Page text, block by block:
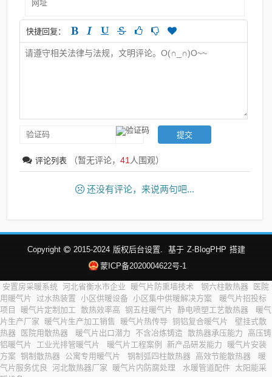
快捷回复：
评论列表 （暂无评论，41人围观）
还没有评论，来说两句吧...
Copyright 2015-2024 版权后台设置. 基于 Z-BlogPHP 搭建
蒙ICP备2020004622号-1
安置房采暖系统 河北省衡水市企业 暖气片防熏墙技术 钢六柱散热器
医院
用暖气片 过水热装置 小区供暖设备 小区集中供暖解决方案
暖气片招投标
项目
暖气片定制加工 散热效率高 钢五柱暖气片 静电喷塑工艺散热器
暖气
片生产厂家
暖气片生产加工销售 暖气片热传导 铜铝复合暖气片
壁挂式散
热器
医院用散热器 暖气片出口潜力 不含冶炼铸造 散热器承压能力
高压铸
铝暖气片
工业光排管暖气片 暖气片工程案例 新产品研发能力
暖气片安装
方案 钢制散热器 公寓专用暖气片 钢制弧四柱散热器 高效节能散热器
暖
气片服务优良
河北散热器厂家 暖气片内防腐处理 水暖管道配件 太阳能采